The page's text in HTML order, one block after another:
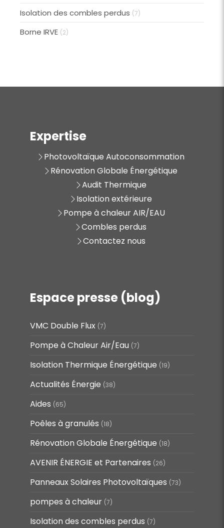
Isolation des combles perdus (7)
Borne IRVE (2)
Expertise
Photovoltaïque Autoconsommation
Rénovation Globale Énergétique
Audit Thermique
Isolation extérieure
Pompe à chaleur AIR/EAU
Combles perdus
Contactez nous
Espace presse (blog)
VMC Double Flux (7)
Pompe à Chaleur Air/Eau (7)
Isolation Thermique Énergétique (19)
Actualités Énergie (38)
Aides (65)
Poêles à granulés (18)
Rénovation Globale Énergétique (18)
AVENIR ÉNERGIE et Partenaires (26)
Panneaux Solaires Photovoltaïques (73)
pompes à chaleur (7)
Isolation des combles perdus (7)